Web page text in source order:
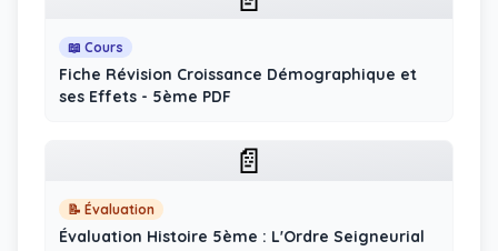
📖 Cours
Fiche Révision Croissance Démographique et
ses Effets - 5ème PDF
📄
📝 Évaluation
Évaluation Histoire 5ème : L'Ordre Seigneurial